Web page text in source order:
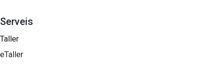
Serveis
Taller
eTaller